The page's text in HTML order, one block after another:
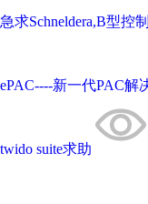
急求Schneldera,B型控
ePAC----新一代PAC解
twido suite求助